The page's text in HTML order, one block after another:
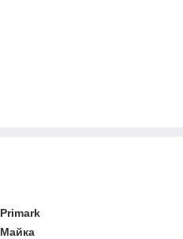
Primark
Майка